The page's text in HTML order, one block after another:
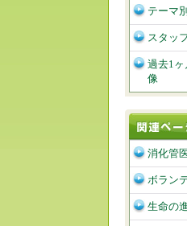
テーマ
スタッ
過去1
像
消化管
ボラン
生命の